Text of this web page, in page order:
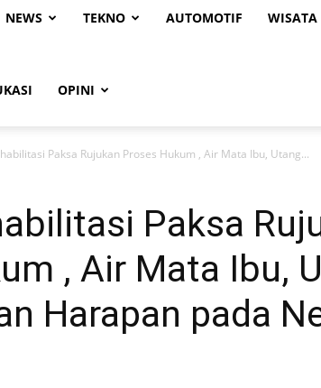
NEWS TEKNO AUTOMOTIF WISATA
OPINI
Paksa Rujukan Proses Hukum , Air Mata Ibu, Utang...
Paksa
, Air Mata Ibu,
Harapan pada